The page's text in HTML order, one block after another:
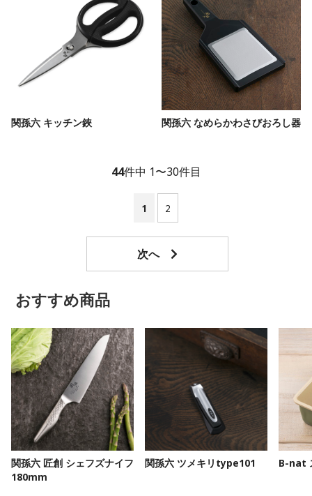
関孫六 キッチン鋏 関孫六 なめらかわさびおろし器
44件中 1〜30件目
1 2
おすすめ商品
関孫六 匠創 シェフズナイフ
180mm
関孫六 ツメキリtype101 B-nat